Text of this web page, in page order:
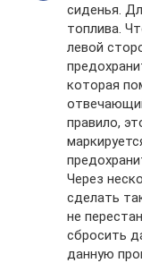
сиденья.
топлива.
левой
которая
правило,
Через
сделать
не
сбросить
данную